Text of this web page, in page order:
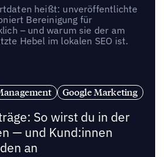
heißt: unveröffentlichte
Bereinigung für
– und warum sie der am
Hebel im lokalen SEO ist.
Google Marketing
So wirst du in der
— und Kund:innen
an